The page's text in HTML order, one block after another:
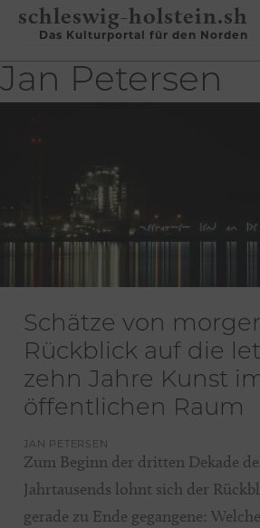
schleswig-holstein.sh
Das Kulturportal für den Norden
Jan Petersen
Schätze von
Rückblick auf die
zehn Jahre Kunst
öffentlichen Raum
JAN PETERSEN
Zum Beginn der dritten Dekade
Jahrtausends lohnt sich der
gerade zu Ende gegangene: